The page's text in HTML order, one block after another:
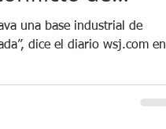
una base industrial de
dice el diario wsj.com en